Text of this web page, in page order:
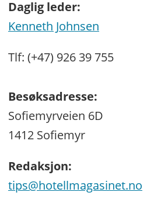
Daglig leder:
Kenneth Johnsen
Tlf: (+47) 926 39 755
Besøksadresse:
Sofiemyrveien 6D
1412 Sofiemyr
Redaksjon:
tips@hotellmagasinet.no